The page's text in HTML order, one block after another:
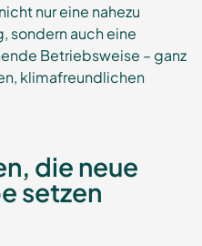
nur eine nahezu
sondern auch eine
Betriebsweise – ganz
klimafreundlichen
die neue
setzen